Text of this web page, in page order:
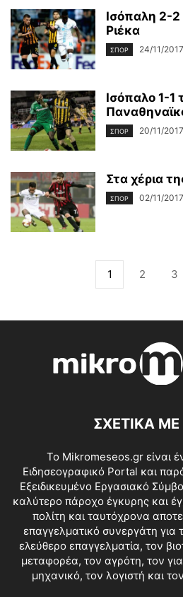
Ισόπαλη 2-
Ριέκα
ΣΠΟΡ 24/11/2017
Ισόπαλο 1-1
ΣΠΟΡ 20/11/2017
Στα χέρια
ΣΠΟΡ 02/11/2017
1 2 3
ΣΧΕΤΙΚΑ
Το Mikromeseos.gr είναι
Ειδησεογραφικό Portal και
Εξειδικευμένο Εργασιακό
καλύτερο πάροχο έγκυρης και
πολίτη και ταυτόχρονα
επαγγελματικό συνεργάτη για
ελεύθερο επαγγελματία, τον
μεταφορέα, τον αγρότη, τον
μηχανικό, τον λογιστή και